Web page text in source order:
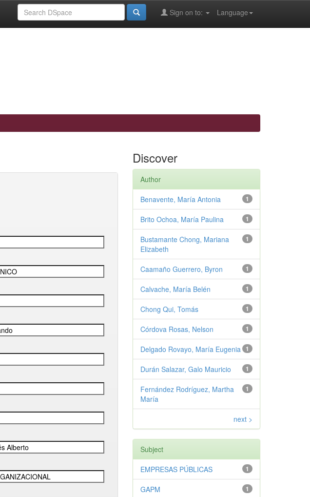
Language
Sign on to:
Discover
Author
1
Benavente, María Antonia
1
Brito Ochoa, María Paulina
1
Bustamante Chong, Mariana
Elizabeth
1
Caamaño Guerrero, Byron
1
Calvache, María Belén
1
Chong Qui, Tomás
1
Córdova Rosas, Nelson
1
Delgado Rovayo, María Eugenia
1
Durán Salazar, Galo Mauricio
1
Fernández Rodríguez, Martha
María
next >
Subject
1
EMPRESAS PÚBLICAS
1
GAPM